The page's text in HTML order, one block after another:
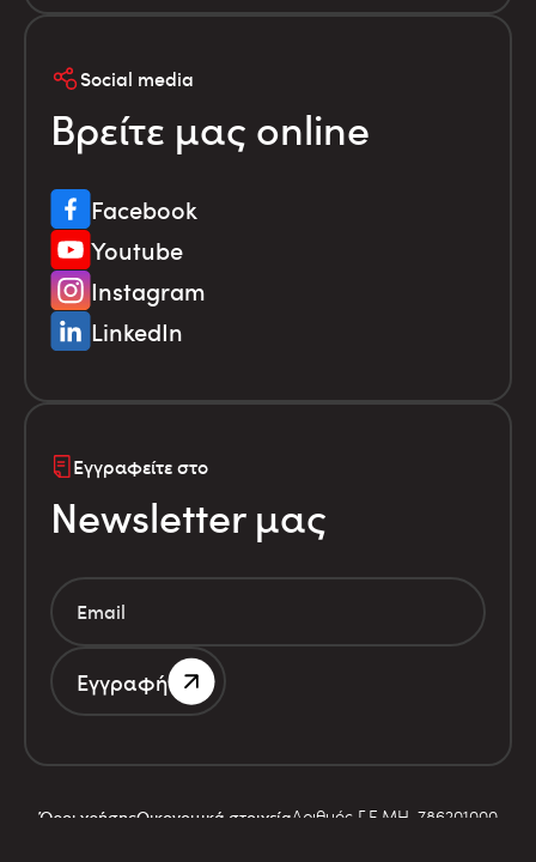
Social media
Βρείτε μας online
Facebook
Youtube
Instagram
LinkedIn
Εγγραφείτε στο
Newsletter μας
Εγγραφή
Όροι χρήσηςΟικονομικά στοιχείαΑριθμός Γ.Ε.ΜΗ. 786201000